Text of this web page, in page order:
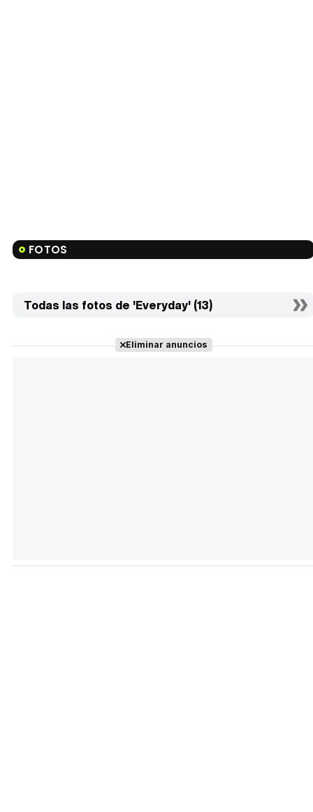
FOTOS
Todas las fotos de 'Everyday' (13)
Eliminar anuncios